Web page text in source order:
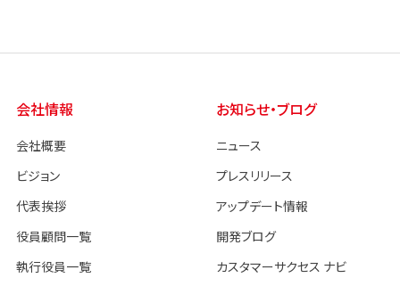
会社情報
会社概要
ビジョン
代表挨拶
役員顧問一覧
執行役員一覧
お知らせ・ブログ
ニュース
プレスリリース
アップデート情報
開発ブログ
カスタマーサクセス ナビ